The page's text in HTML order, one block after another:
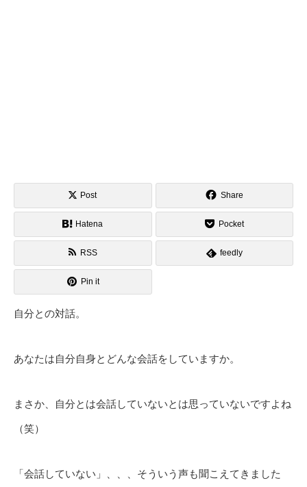
Post Share
Hatena Pocket
RSS feedly
Pin it
自分との対話。
あなたは自分自身とどんな会話をしていますか。
まさか、自分とは会話していないとは思っていないですよね
（笑）
「会話していない」、、、そういう声も聞こえてきました